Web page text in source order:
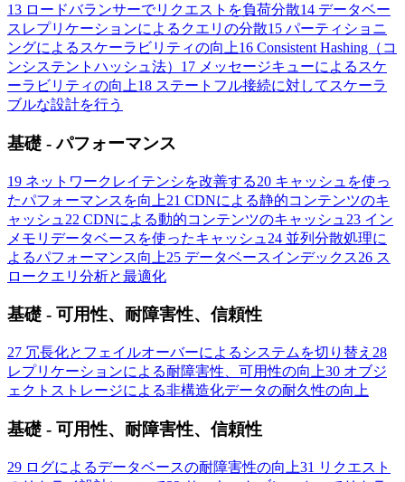
13 ロードバランサーでリクエストを負荷分散14 データベー
スレプリケーションによるクエリの分散15 パーティショニ
ングによるスケーラビリティの向上16 Consistent Hashing（コ
ンシステントハッシュ法） 17 メッセージキューによるスケ
ーラビリティの向上18 ステートフル接続に対してスケーラ
ブルな設計を行う
基礎 - パフォーマンス
19 ネットワークレイテンシを改善する20 キャッシュを使っ
たパフォーマンスを向上21 CDNによる静的コンテンツのキ
ャッシュ 22 CDNによる動的コンテンツのキャッシュ 23 イン
メモリデータベースを使ったキャッシュ 24 並列分散処理に
よるパフォーマンス向上25 データベースインデックス26 ス
ロークエリ分析と最適化
基礎 - 可用性、耐障害性、信頼性
27 冗長化とフェイルオーバーによるシステムを切り替え 28
レプリケーションによる耐障害性、可用性の向上30 オブジ
ェクトストレージによる非構造化データの耐久性の向上
基礎 - 可用性、耐障害性、信頼性
29 ログによるデータベースの耐障害性の向上31 リクエスト